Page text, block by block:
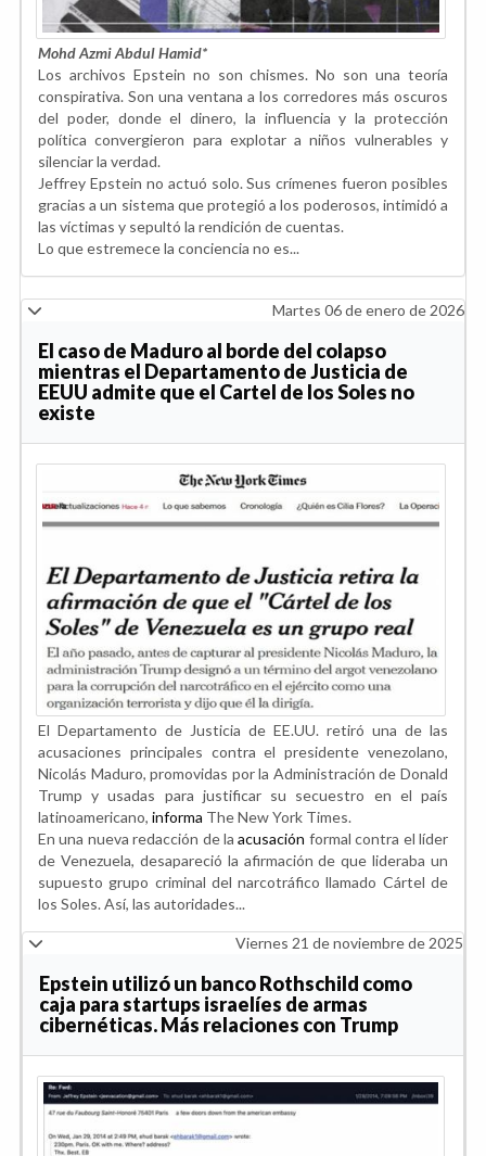
Mohd Azmi Abdul Hamid*
Los archivos Epstein no son chismes. No son una teoría
conspirativa. Son una ventana a los corredores más oscuros
del poder, donde el dinero, la influencia y la protección
política convergieron para explotar a niños vulnerables y
silenciar la verdad.
Jeffrey Epstein no actuó solo. Sus crímenes fueron posibles
gracias a un sistema que protegió a los poderosos, intimidó a
las víctimas y sepultó la rendición de cuentas.
Lo que estremece la conciencia no es...
Martes 06 de enero de 2026
El caso de Maduro al borde del colapso
mientras el Departamento de Justicia de
EEUU admite que el Cartel de los Soles no
existe
El Departamento de Justicia de EE.UU. retiró una de las
acusaciones principales contra el presidente venezolano,
Nicolás Maduro, promovidas por la Administración de Donald
Trump y usadas para justificar su secuestro en el país
latinoamericano, informa The New York Times.
En una nueva redacción de laacusación formal contra el líder
de Venezuela, desapareció la afirmación de que lideraba un
supuesto grupo criminal del narcotráfico llamado Cártel de
los Soles. Así, las autoridades...
Viernes 21 de noviembre de 2025
Epstein utilizó un banco Rothschild como
caja para startups israelíes de armas
cibernéticas. Más relaciones con Trump